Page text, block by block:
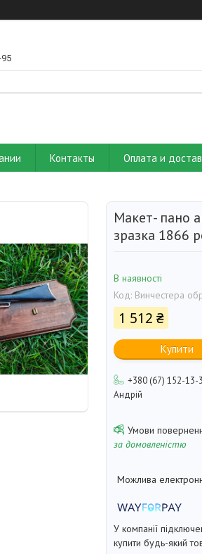
Контакты Оплата и
Макет- пано
зразка 1866
В наявності
Код: Винчестера
1 512 ₴
Купити
+380 (67) 152-13-
Андрій
за домовленістю
У компанії
купити будь-який